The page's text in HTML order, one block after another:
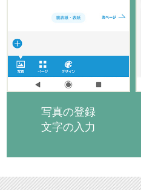
写真の登録
文字の入力